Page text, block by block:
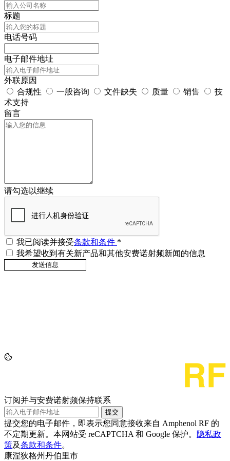
标题
电话号码
电子邮件地址
外联原因
合规性
一般咨询 文件缺失 质量 销售
技
术支持
留言
请勾选以继续
我已阅读并接受条款和条件 *
我希望收到有关新产品和其他安费诺射频新闻的信息
订阅并与安费诺射频保持联系
提交
提交您的电子邮件，即表示您同意接收来自 Amphenol RF 的
不定期更新。本网站受 reCAPTCHA 和 Google 保护。
隐私政
策及条款和条件。
康涅狄格州丹伯里市